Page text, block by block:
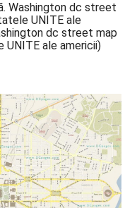
Washington dc street
UNITE ale
dc street map
ale americii)